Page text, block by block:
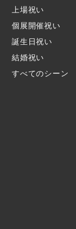
上場祝い
個展開催祝い
誕生日祝い
結婚祝い
すべてのシーン